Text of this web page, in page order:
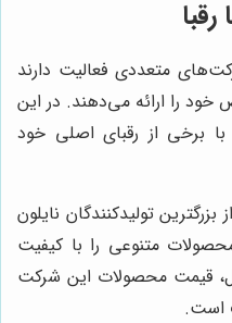
رقبا
متعددی فعالیت دارند
را ارائه می‌دهند. در این
با برخی از رقبای اصلی خود
تولیدکنندگان نایلون
متنوعی را با کیفیت
قیمت محصولات این شرکت
است.